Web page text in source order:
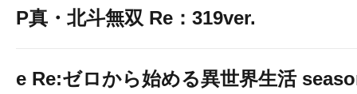
P真・北斗無双 Re：319ver.
e Re:ゼロから始める異世界生活